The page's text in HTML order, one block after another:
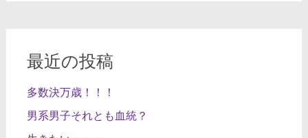
最近の投稿
多数決万歳！！！
男系男子それとも血統？